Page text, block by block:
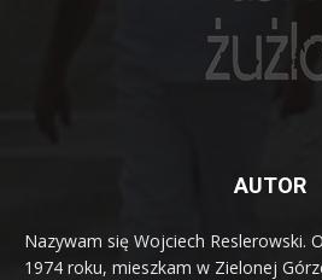
AUTOR
Nazywam się Wojciech Reslerowski.
1974 roku, mieszkam w Zielonej